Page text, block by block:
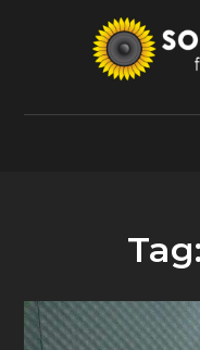
Fai Girare Musica
Tag: